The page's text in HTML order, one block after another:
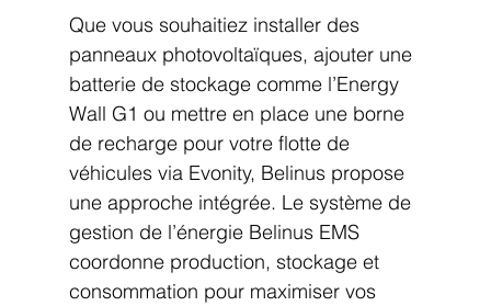
Que vous souhaitiez installer des
panneaux photovoltaïques, ajouter une
batterie de stockage comme l’Energy
Wall G1 ou mettre en place une borne
de recharge pour votre flotte de
véhicules via Evonity, Belinus propose
une approche intégrée. Le système de
gestion de l’énergie Belinus EMS
coordonne production, stockage et
consommation pour maximiser vos